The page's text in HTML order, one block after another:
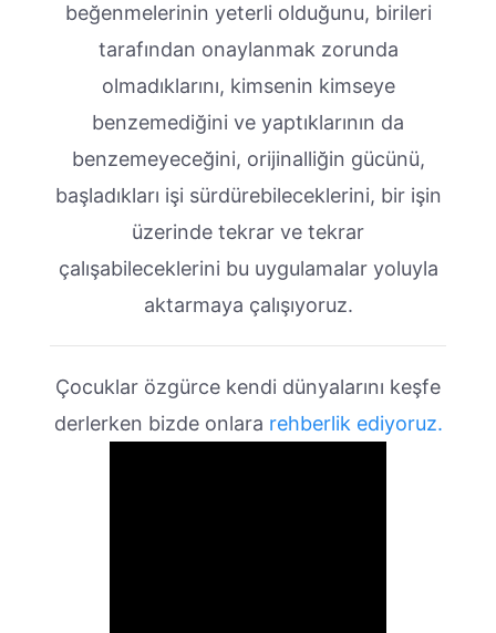
beğenmelerinin yeterli olduğunu, birileri
tarafından onaylanmak zorunda
olmadıklarını, kimsenin kimseye
benzemediğini ve yaptıklarının da
benzemeyeceğini, orijinalliğin gücünü,
başladıkları işi sürdürebileceklerini, bir işin
üzerinde tekrar ve tekrar
çalışabileceklerini bu uygulamalar yoluyla
aktarmaya çalışıyoruz.
Çocuklar özgürce kendi dünyalarını keşfe
derlerken bizde onlara rehberlik ediyoruz.